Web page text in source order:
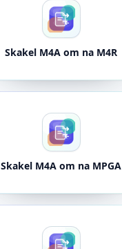
Skakel M4A om na M4R
Skakel M4A om na MPGA